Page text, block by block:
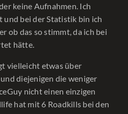
keine Aufnahmen. Ich
und bei der Statistik bin ich
ob das so stimmt, da ich bei
hätte.
vielleicht etwas über
diejenigen die weniger
nicht einen einzigen
hat mit 6 Roadkills bei den